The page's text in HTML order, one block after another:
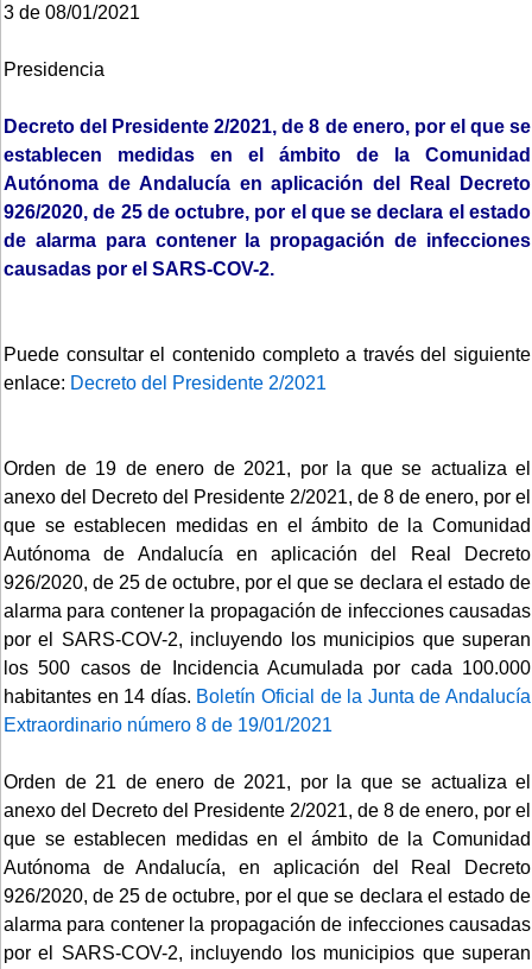
3 de 08/01/2021
Presidencia
Decreto del Presidente 2/2021, de 8 de enero, por el que se
establecen medidas en el ámbito de la Comunidad
Autónoma de Andalucía en aplicación del Real Decreto
926/2020, de 25 de octubre, por el que se declara el estado
de alarma para contener la propagación de infecciones
causadas por el SARS-COV-2.
Puede consultar el contenido completo a través del siguiente
enlace: Decreto del Presidente 2/2021
Orden de 19 de enero de 2021, por la que se actualiza el
anexo del Decreto del Presidente 2/2021, de 8 de enero, por el
que se establecen medidas en el ámbito de la Comunidad
Autónoma de Andalucía en aplicación del Real Decreto
926/2020, de 25 de octubre, por el que se declara el estado de
alarma para contener la propagación de infecciones causadas
por el SARS-COV-2, incluyendo los municipios que superan
los 500 casos de Incidencia Acumulada por cada 100.000
habitantes en 14 días. Boletín Oficial de la Junta de Andalucía
Extraordinario número 8 de 19/01/2021
Orden de 21 de enero de 2021, por la que se actualiza el
anexo del Decreto del Presidente 2/2021, de 8 de enero, por el
que se establecen medidas en el ámbito de la Comunidad
Autónoma de Andalucía, en aplicación del Real Decreto
926/2020, de 25 de octubre, por el que se declara el estado de
alarma para contener la propagación de infecciones causadas
por el SARS-COV-2, incluyendo los municipios que superan